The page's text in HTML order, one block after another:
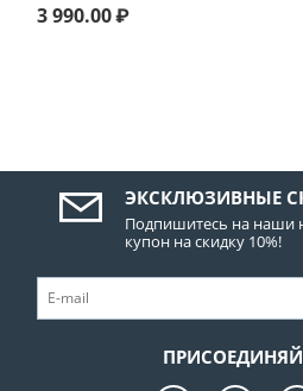
3 990.00₽
ЭКСКЛЮЗИВНЫЕ
Подпишитесь на наши
купон на скидку 10%!